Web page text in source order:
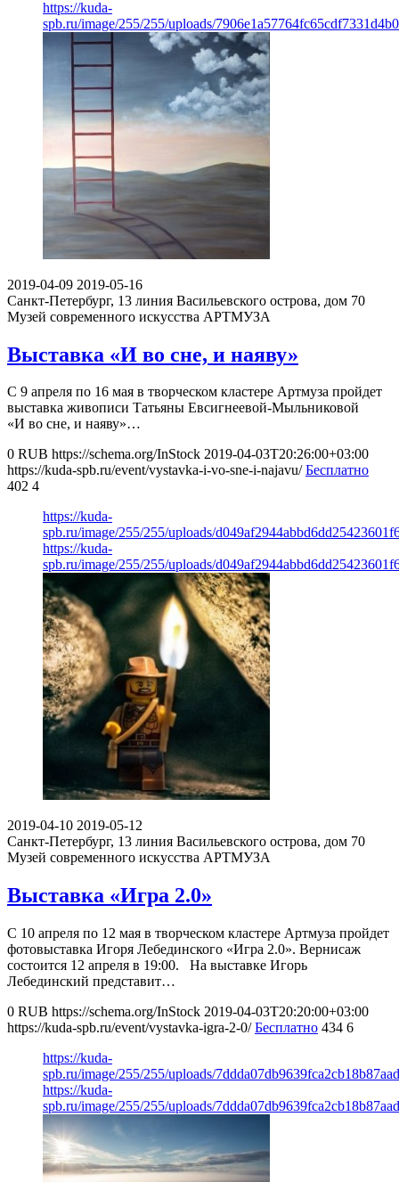
https://kuda-
spb.ru/image/255/255/uploads/
2019-04-09 2019-05-16
Санкт-Петербург, 13 линия Васильевского острова, дом 70
Музей современного искусства АРТМУЗА
Выставка «И во сне, и наяву»
С 9 апреля по 16 мая в творческом кластере Артмуза пройдет
выставка живописи Татьяны Евсигнеевой-Мыльниковой
«И во сне, и наяву»…
0 RUB https://schema.org/InStock 2019-04-03T20:26:00+03:00
https://kuda-spb.ru/event/vystavka-i-vo-sne-i-najavu/ Бесплатно
402 4
https://kuda-
spb.ru/image/255/255/uploads/
https://kuda-
spb.ru/image/255/255/uploads/
2019-04-10 2019-05-12
Санкт-Петербург, 13 линия Васильевского острова, дом 70
Музей современного искусства АРТМУЗА
Выставка «Игра 2.0»
С 10 апреля по 12 мая в творческом кластере Артмуза пройдет
фотовыставка Игоря Лебединского «Игра 2.0». Вернисаж
состоится 12 апреля в 19:00. На выставке Игорь
Лебединский представит…
0 RUB https://schema.org/InStock 2019-04-03T20:20:00+03:00
https://kuda-spb.ru/event/vystavka-igra-2-0/ Бесплатно 434 6
https://kuda-
spb.ru/image/255/255/uploads/
https://kuda-
spb.ru/image/255/255/uploads/